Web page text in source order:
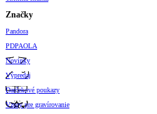
Značky
Pandora
PDPAOLA
Novinky
Výpredaj
Darčekové poukazy
Vzory pre gravírovanie